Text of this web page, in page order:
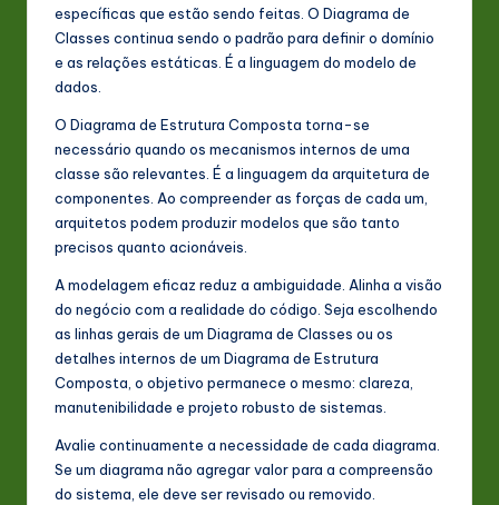
específicas que estão sendo feitas. O Diagrama de
Classes continua sendo o padrão para definir o domínio
e as relações estáticas. É a linguagem do modelo de
dados.
O Diagrama de Estrutura Composta torna-se
necessário quando os mecanismos internos de uma
classe são relevantes. É a linguagem da arquitetura de
componentes. Ao compreender as forças de cada um,
arquitetos podem produzir modelos que são tanto
precisos quanto acionáveis.
A modelagem eficaz reduz a ambiguidade. Alinha a visão
do negócio com a realidade do código. Seja escolhendo
as linhas gerais de um Diagrama de Classes ou os
detalhes internos de um Diagrama de Estrutura
Composta, o objetivo permanece o mesmo: clareza,
manutenibilidade e projeto robusto de sistemas.
Avalie continuamente a necessidade de cada diagrama.
Se um diagrama não agregar valor para a compreensão
do sistema, ele deve ser revisado ou removido.